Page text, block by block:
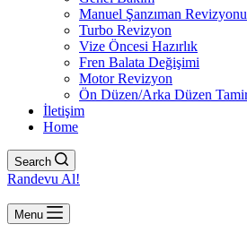
Manuel Şanzıman Revizyonu
Turbo Revizyon
Vize Öncesi Hazırlık
Fren Balata Değişimi
Motor Revizyon
Ön Düzen/Arka Düzen
İletişim
Home
Search
Randevu Al!
Menu